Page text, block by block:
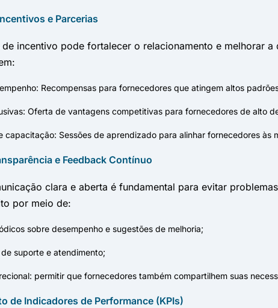
e Parcerias
incentivo pode fortalecer o relacionamento e melhorar
Recompensas para fornecedores que atingem altos
Oferta de vantagens competitivas para fornecedores de alto
capacitação: Sessões de aprendizado para alinhar fornecedores às
e Feedback Contínuo
clara e aberta é fundamental para evitar
por meio de:
sobre desempenho e sugestões de melhoria;
suporte e atendimento;
permitir que fornecedores também compartilhem suas
de Indicadores de Performance (KPIs)